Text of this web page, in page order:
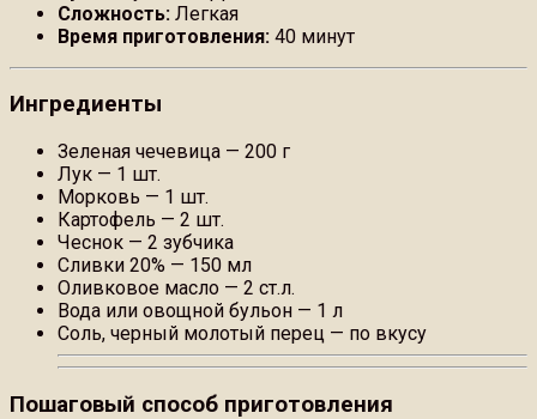
Сложность: Легкая
Время приготовления: 40 минут
Ингредиенты
Зеленая чечевица — 200 г
Лук — 1 шт.
Морковь — 1 шт.
Картофель — 2 шт.
Чеснок — 2 зубчика
Сливки 20% — 150 мл
Оливковое масло — 2 ст.л.
Вода или овощной бульон — 1 л
Соль, черный молотый перец — по вкусу
Пошаговый способ приготовления